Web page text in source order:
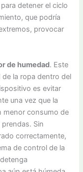
detener el ciclo
que podría
provocar
de humedad. Este
la ropa dentro del
es evitar
una vez que la
menor consumo de
Sin
correctamente,
de control de la